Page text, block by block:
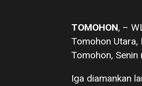
TOMOHON, –
Tomohon Utara,
Tomohon,
Iga diamankan